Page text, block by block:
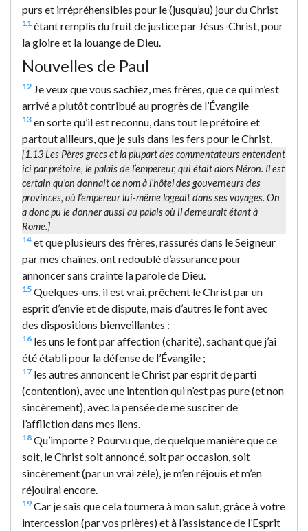
purs et irrépréhensibles pour le (jusqu’au) jour du Christ
11 étant remplis du fruit de justice par Jésus-Christ, pour
la gloire et la louange de Dieu.
Nouvelles de Paul
12 Je veux que vous sachiez, mes frères, que ce qui m’est
arrivé a plutôt contribué au progrès de l’Évangile
13 en sorte qu’il est reconnu, dans tout le prétoire et
partout ailleurs, que je suis dans les fers pour le Christ,
[1.13 Les Pères grecs et la plupart des commentateurs entendent
ici parprétoire, le palais de l’empereur, qui était alors Néron. Il est
certain qu’on donnait ce nom à l’hôtel des gouverneurs des
provinces, où l’empereur lui-même logeait dans ses voyages. On
a donc pu le donner aussi au palais où il demeurait étant à
Rome.]
14 et que plusieurs des frères, rassurés dans le Seigneur
par mes chaînes, ont redoublé d’assurance pour
annoncer sans crainte la parole de Dieu.
15 Quelques-uns, il est vrai, prêchent le Christ par un
esprit d’envie et de dispute, mais d’autres le font avec
des dispositions bienveillantes :
16 les uns le font par affection (charité), sachant que j’ai
été établi pour la défense de l’Évangile ;
17 les autres annoncent le Christ par esprit de parti
(contention), avec une intention qui n’est pas pure (et non
sincèrement), avec la pensée de me susciter de
l’affliction dans mes liens.
18 Qu’importe ? Pourvu que, de quelque manière que ce
soit, le Christ soit annoncé, soit par occasion, soit
sincèrement (par un vrai zèle), je m’en réjouis et m’en
réjouirai encore.
19 Car je sais que cela tournera à mon salut, grâce à votre
intercession (par vos prières) et à l’assistance de l’Esprit